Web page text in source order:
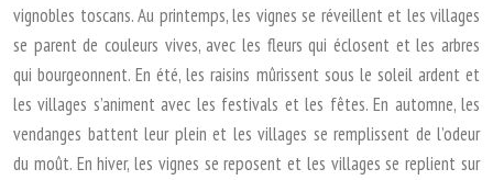
vignobles toscans. Au printemps, les vignes se réveillent et les villages
se parent de couleurs vives, avec les fleurs qui éclosent et les arbres
qui bourgeonnent. En été, les raisins mûrissent sous le soleil ardent et
les villages s’animent avec les festivals et les fêtes. En automne, les
vendanges battent leur plein et les villages se remplissent de l’odeur
du moût. En hiver, les vignes se reposent et les villages se replient sur